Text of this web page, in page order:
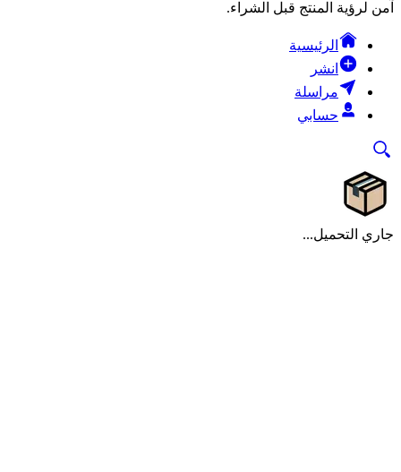
آمن لرؤية المنتج قبل الشراء.
الرئيسية
انشر
مراسلة
حسابي
جاري التحميل...